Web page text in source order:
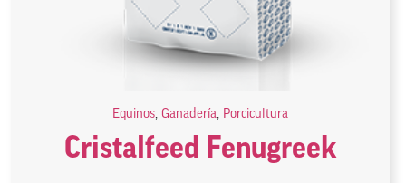
Equinos, Ganadería, Porcicultura
Cristalfeed Fenugreek